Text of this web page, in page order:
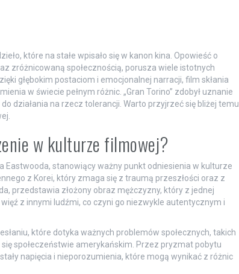
które na stałe wpisało się w kanon kina. Opowieść o
zróżnicowaną społecznością, porusza wiele istotnych
głębokim postaciom i emocjonalnej narracji, film skłania
w świecie pełnym różnic. „Gran Torino” zdobył uznanie
działania na rzecz tolerancji. Warto przyjrzeć się bliżej temu
w kulturze filmowej?
Eastwooda, stanowiący ważny punkt odniesienia w kulturze
z Korei, który zmaga się z traumą przeszłości oraz z
przedstawia złożony obraz mężczyzny, który z jednej
z innymi ludźmi, co czyni go niezwykle autentycznym i
które dotyka ważnych problemów społecznych, takich
społeczeństwie amerykańskim. Przez pryzmat pobytu
napięcia i nieporozumienia, które mogą wynikać z różnic